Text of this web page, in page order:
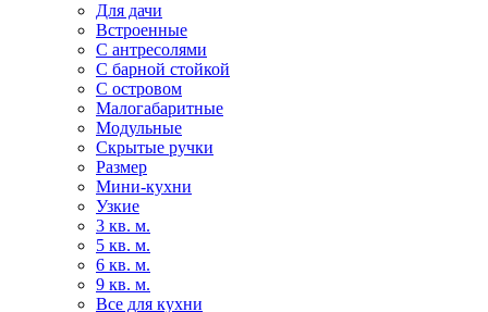
Для дачи
Встроенные
С антресолями
С барной стойкой
С островом
Малогабаритные
Модульные
Скрытые ручки
Размер
Мини-кухни
Узкие
3 кв. м.
5 кв. м.
6 кв. м.
9 кв. м.
Все для кухни